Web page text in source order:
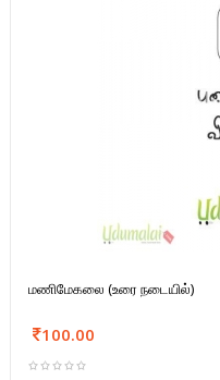
மணிமேகலை (உரை நடையில்)
100.00